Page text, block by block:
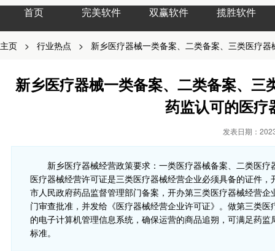
首页 完美软件 双赢软件 揽胜软件
主页 > 行业热点 > 新乡医疗器械一类备案、二类备案、三类医疗
新乡医疗器械一类备案、二类备案、
药监认可的医疗
发表日期：
新乡医疗器械经营政策要求：一类医疗器械备案、二类医
医疗器械经营许可证是三类医疗器械经营企业必须具备的证件
市人民政府药品监督管理部门备案，开办第三类医疗器械经营
门审查批准，并发给《医疗器械经营企业许可证》。做第三类
的电子计算机管理信息系统，确保运营的商品追朔，可满足药
标准。